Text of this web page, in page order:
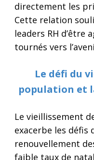
directement les
Cette relation
leaders RH d’être
tournés vers
Le défi du
population et
Le vieillissement
exacerbe les défis
renouvellement
faible taux de